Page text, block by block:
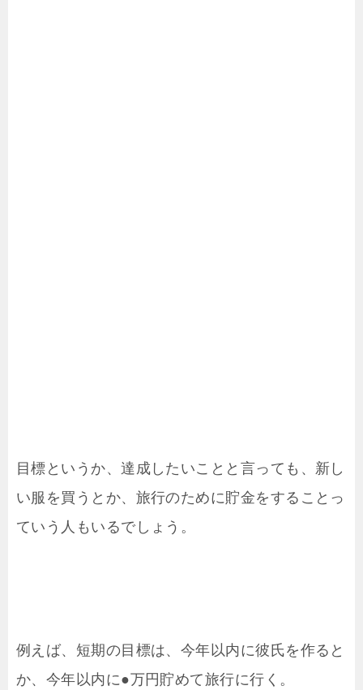
目標というか、達成したいことと言っても、新し
い服を買うとか、旅行のために貯金をすることっ
ていう人もいるでしょう。
例えば、短期の目標は、今年以内に彼氏を作ると
か、今年以内に●万円貯めて旅行に行く。